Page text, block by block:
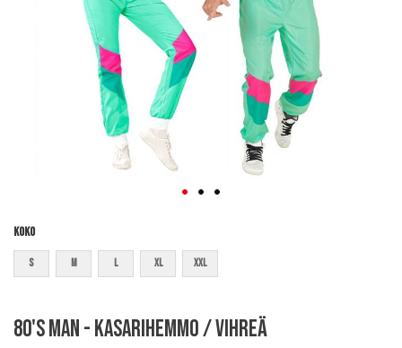
Koko
S M L XL XXL
to
80's man - Kasarihemmo / Vihreä